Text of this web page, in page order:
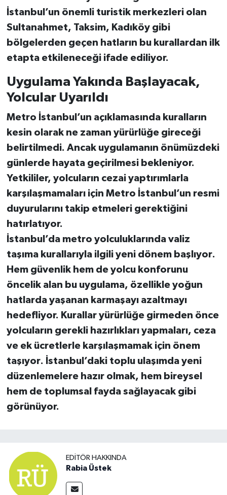
İstanbul’un önemli turistik merkezleri olan
Sultanahmet, Taksim, Kadıköygibi
bölgelerden geçen hatların bu kurallardan ilk
etapta etkileneceği ifade ediliyor.
Uygulama Yakında Başlayacak,
Yolcular Uyarıldı
Metro İstanbul’un açıklamasında kuralların
kesin olarak ne zaman yürürlüğe gireceği
belirtilmedi. Ancak uygulamanın önümüzdeki
günlerde hayata geçirilmesibekleniyor.
Yetkililer, yolcuların cezai yaptırımlarla
karşılaşmamalarıiçin Metro İstanbul’un resmi
duyurularını takip etmeleri gerektiğini
hatırlatıyor.
İstanbul’da metro yolculuklarında valiz
taşıma kurallarıyla ilgili yeni dönem başlıyor.
Hem güvenlik hem de yolcu konforunu
öncelik alan bu uygulama, özellikle yoğun
hatlarda yaşanan karmaşayı azaltmayı
hedefliyor. Kurallar yürürlüğe girmeden önce
yolcuların gerekli hazırlıkları yapmaları, ceza
ve ek ücretlerle karşılaşmamak için önem
taşıyor. İstanbul’daki toplu ulaşımda yeni
düzenlemelere hazır olmak, hem bireysel
hem de toplumsal fayda sağlayacak gibi
görünüyor.
EDITÖR HAKKINDA
Rabia Üstek